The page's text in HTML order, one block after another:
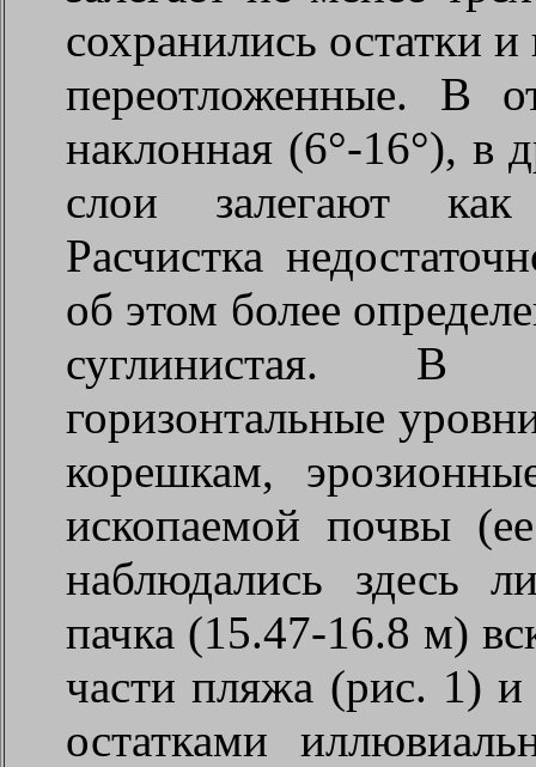
сохранились остатки
переотложенные. В
наклонная (6°-16°), в
слои залегают как
Расчистка
об этом более
суглинистая. В
горизонтальные
корешкам,
ископаемой почвы
наблюдались здесь
пачка (15.47-16.8 м)
части пляжа (рис. 1)
остатками